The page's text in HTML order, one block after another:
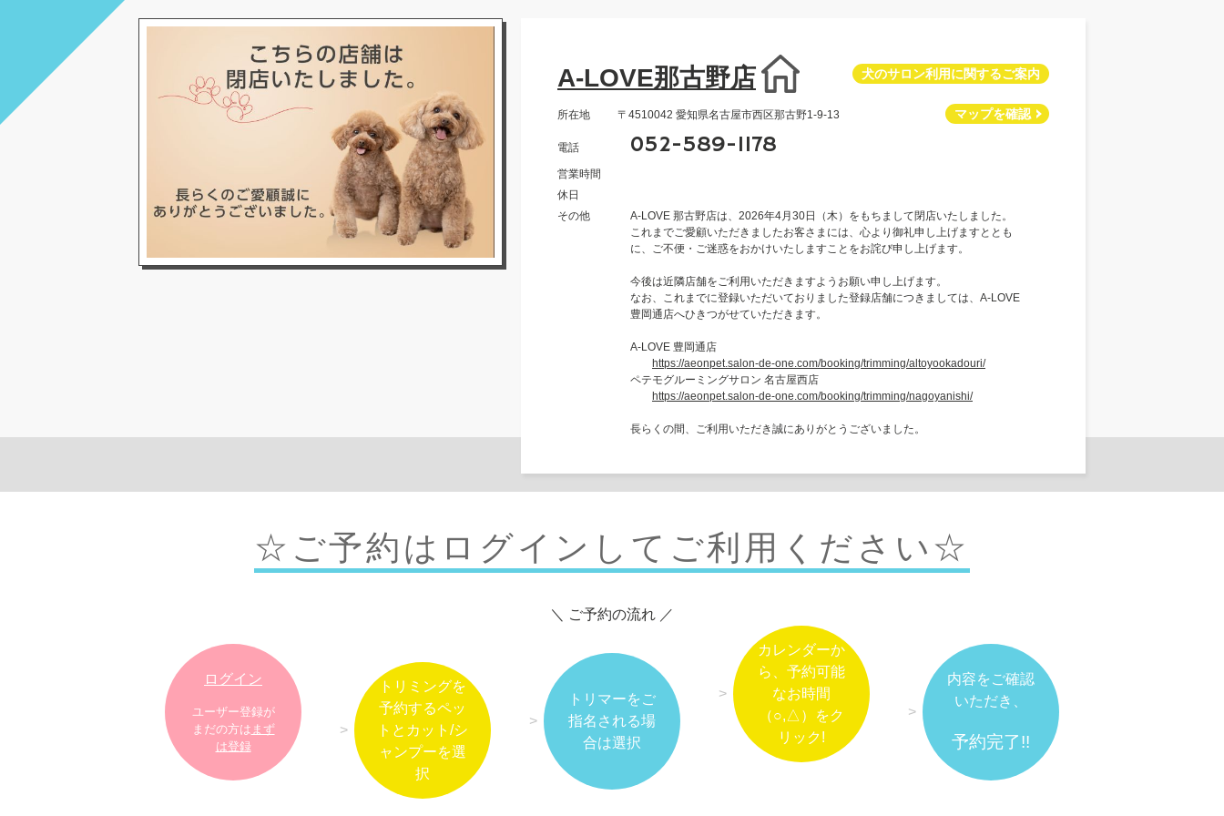
A-LOVE那古野店 犬のサロン利用に関するご案内
所在地 〒4510042 愛知県名古屋市西区那古野1-9-13 マップを確認
電話 052-589-1178
営業時間
休日
その他
A-LOVE 那古野店は、2026年4月30日（木）をもちまして閉店いたしました。
これまでご愛顧いただきましたお客さまには、心より御礼申し上げますととも
に、ご不便・ご迷惑をおかけいたしますことをお詫び申し上げます。
今後は近隣店舗をご利用いただきますようお願い申し上げます。
なお、これまでに登録いただいておりました登録店舗につきましては、A-LOVE
豊岡通店へひきつがせていただきます。
A-LOVE 豊岡通店
https://aeonpet.salon-de-one.com/booking/trimming/altoyookadouri/
ペテモグルーミングサロン 名古屋西店
https://aeonpet.salon-de-one.com/booking/trimming/nagoyanishi/
長らくの間、ご利用いただき誠にありがとうございました。
☆ご予約はログインしてご利用ください☆
＼ ご予約の流れ ／
ログイン
ユーザー登録が
まだの方は まず
は登録
トリミングを
予約するペッ
トとカット/シ
ャンプーを選
択
トリマーをご
指名される場
合は選択
カレンダーか
ら、予約可能
なお時間
（○,△）をク
リック!
内容をご確認
いただき、
予約完了!!